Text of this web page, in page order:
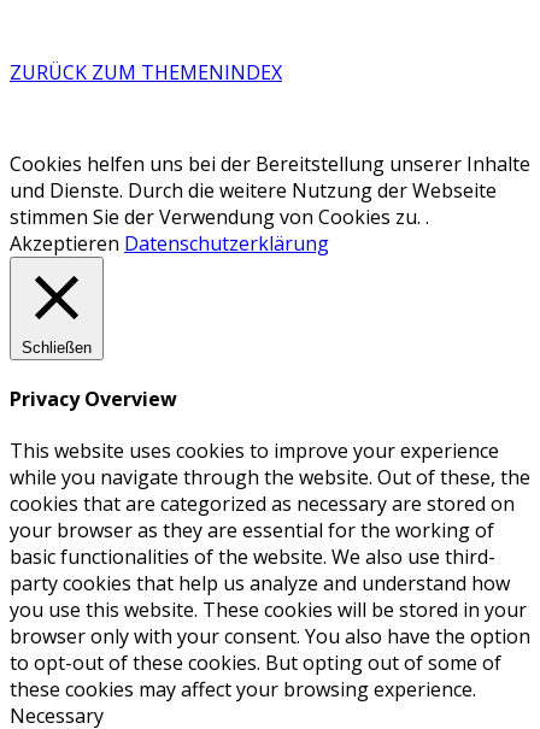
ZURÜCK ZUM THEMENINDEX
Cookies helfen uns bei der Bereitstellung unserer Inhalte
und Dienste. Durch die weitere Nutzung der Webseite
stimmen Sie der Verwendung von Cookies zu. .
Akzeptieren Datenschutzerklärung
Schließen
Privacy Overview
This website uses cookies to improve your experience
while you navigate through the website. Out of these, the
cookies that are categorized as necessary are stored on
your browser as they are essential for the working of
basic functionalities of the website. We also use third-
party cookies that help us analyze and understand how
you use this website. These cookies will be stored in your
browser only with your consent. You also have the option
to opt-out of these cookies. But opting out of some of
these cookies may affect your browsing experience.
Necessary